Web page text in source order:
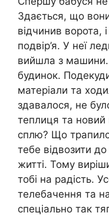
Здається, що
відчинив ворота,
подвір’я. У неї
вийшла з
будинок.
матеріали та
здавалося, не
теплиця та
сплю? Що
тебе відвозити
житті. Тому
тобі на радість.
телебачення та
спеціально так